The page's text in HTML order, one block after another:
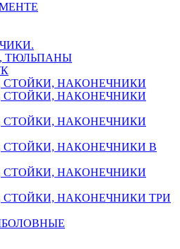
ТЮЛЬПАНЫ
СТОЙКИ, НАКОНЕЧНИКИ
СТОЙКИ, НАКОНЕЧНИКИ
СТОЙКИ, НАКОНЕЧНИКИ
СТОЙКИ, НАКОНЕЧНИКИ В
СТОЙКИ, НАКОНЕЧНИКИ
СТОЙКИ, НАКОНЕЧНИКИ ТРИ